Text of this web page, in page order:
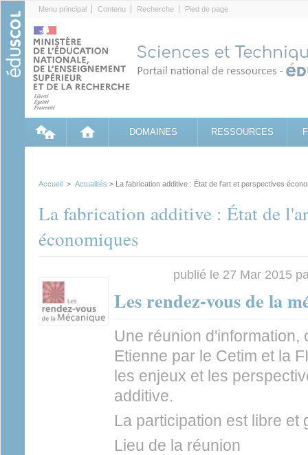
Menu principal Contenu Recherche Pied de page
DOMAINES RESSOURCES
Accueil > Actualités > La fabrication additive : État de l'art et perspectives
La fabrication additive : État de
économiques
publié le 27 Mar 2015
Les rendez-vous de la
Une réunion d'information,
Etienne par le Cetim et la
les enjeux et les
additive.
La participation est libre et
Lieu de la réunion